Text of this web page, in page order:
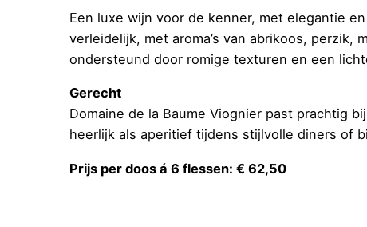
Een luxe wijn voor de kenner, met elegantie
verleidelijk, met aroma’s van abrikoos,
ondersteund door romige texturen en een
Gerecht
Domaine de la Baume Viognier past prachtig
heerlijk als aperitief tijdens stijlvolle diners of
Prijs per doos á 6 flessen: € 62,50